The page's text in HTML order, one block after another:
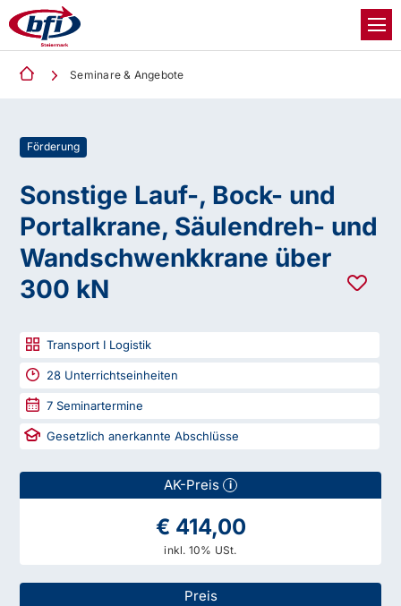
Seminare & Angebote
Förderung
Sonstige Lauf-, Bock- und
Portalkrane, Säulendreh- und
Wandschwenkkrane über
300 kN
Transport I Logistik
28 Unterrichtseinheiten
7 Seminartermine
Gesetzlich anerkannte Abschlüsse
AK-Preis i
€ 414,00
inkl. 10% USt.
Preis